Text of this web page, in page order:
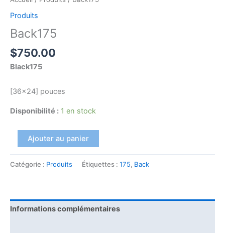
Produits
Back175
$750.00
Black175
[36×24] pouces
Disponibilité : 1 en stock
Ajouter au panier
Catégorie : Produits Étiquettes : 175, Back
Informations complémentaires